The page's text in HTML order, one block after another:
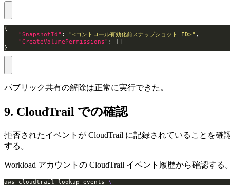
"SnapshotId" : "<コントロール有効化前スナップショット ID>"
"CreateVolumePermissions"
}
パブリック共有の解除は正常に実行できた。
9. CloudTrail での確認
拒否されたイベントが CloudTrail に記録されていることを確
する。
Workload アカウントの CloudTrail イベント履歴から確認する
aws cloudtrail lookup-events